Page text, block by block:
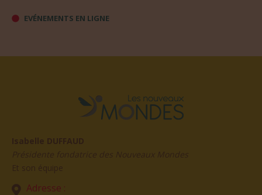
EVÉNEMENTS EN LIGNE
Adresse :